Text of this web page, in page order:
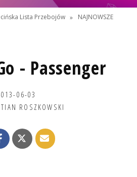
Lista Przebojów »
NAJNOWSZE
- Passenger
06-03
ROSZKOWSKI